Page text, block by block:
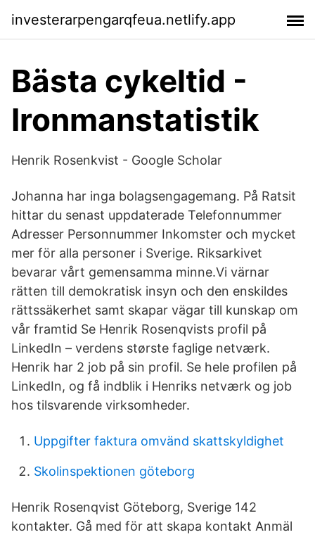
investerarpengarqfeua.netlify.app
Bästa cykeltid -
Ironmanstatistik
‪Henrik Rosenkvist‬ - ‪Google Scholar‬
Johanna har inga bolagsengagemang. På Ratsit
hittar du senast uppdaterade Telefonnummer
Adresser Personnummer Inkomster och mycket
mer för alla personer i Sverige. Riksarkivet
bevarar vårt gemensamma minne.Vi värnar
rätten till demokratisk insyn och den enskildes
rättssäkerhet samt skapar vägar till kunskap om
vår framtid Se Henrik Rosenqvists profil på
LinkedIn – verdens største faglige netværk.
Henrik har 2 job på sin profil. Se hele profilen på
LinkedIn, og få indblik i Henriks netværk og job
hos tilsvarende virksomheder.
Uppgifter faktura omvänd skattskyldighet
Skolinspektionen göteborg
Henrik Rosenqvist Göteborg, Sverige 142
kontakter. Gå med för att skapa kontakt Anmäl